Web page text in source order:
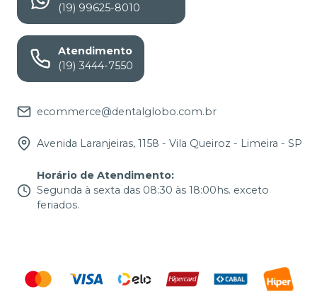
(19) 99625-8010
Atendimento
(19) 3444-7550
ecommerce@dentalglobo.com.br
Avenida Laranjeiras, 1158 - Vila Queiroz - Limeira - SP
Horário de Atendimento:
Segunda à sexta das 08:30 às 18:00hs. exceto
feriados.